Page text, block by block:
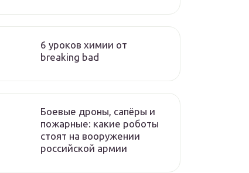
6 уроков химии от
breaking bad
Боевые дроны, сапёры и
пожарные: какие роботы
стоят на вооружении
российской армии